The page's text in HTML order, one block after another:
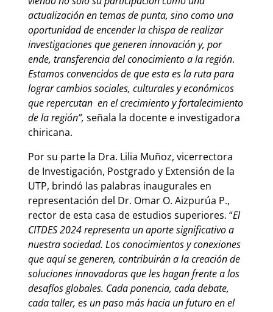
actualización en temas de punta, sino como una
oportunidad de encender la chispa de realizar
investigaciones que generen innovación y, por
ende, transferencia del conocimiento a la región.
Estamos convencidos de que esta es la ruta para
lograr cambios sociales, culturales y económicos
que repercutan en el crecimiento y fortalecimiento
de la región”, señala la docente e investigadora
chiricana.
Por su parte la Dra. Lilia Muñoz, vicerrectora
de Investigación, Postgrado y Extensión de la
UTP, brindó las palabras inaugurales en
representación del Dr. Omar O. Aizpurúa P.,
rector de esta casa de estudios superiores. “El
CITDES 2024 representa un aporte significativo a
nuestra sociedad. Los conocimientos y conexiones
que aquí se generen, contribuirán a la creación de
soluciones innovadoras que les hagan frente a los
desafíos globales. Cada ponencia, cada debate,
cada taller, es un paso más hacia un futuro en el